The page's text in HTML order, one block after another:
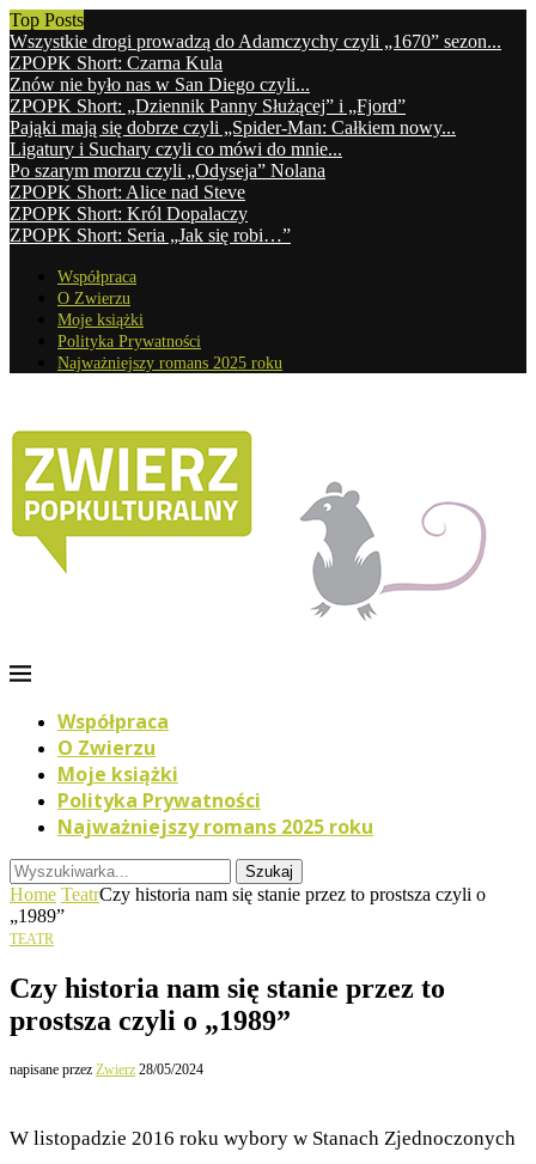
Top Posts
Wszystkie drogi prowadzą do Adamczychy czyli „1670” sezon...
ZPOPK Short: Czarna Kula
Znów nie było nas w San Diego czyli...
ZPOPK Short: „Dziennik Panny Służącej” i „Fjord”
Pająki mają się dobrze czyli „Spider-Man: Całkiem nowy...
Ligatury i Suchary czyli co mówi do mnie...
Po szarym morzu czyli „Odyseja” Nolana
ZPOPK Short: Alice nad Steve
ZPOPK Short: Król Dopalaczy
ZPOPK Short: Seria „Jak się robi…”
Współpraca
O Zwierzu
Moje książki
Polityka Prywatności
Najważniejszy romans 2025 roku
Współpraca
O Zwierzu
Moje książki
Polityka Prywatności
Najważniejszy romans 2025 roku
Szukaj
Home TeatrCzy historia nam się stanie przez to prostsza czyli o
„1989”
TEATR
Czy historia nam się stanie przez to
prostsza czyli o „1989”
napisane przez Zwierz 28/05/2024
W listopadzie 2016 roku wybory w Stanach Zjednoczonych